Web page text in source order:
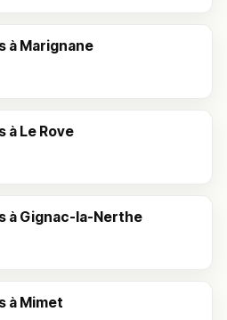
à Marignane
Le Rove
à Gignac-la-Nerthe
à Mimet